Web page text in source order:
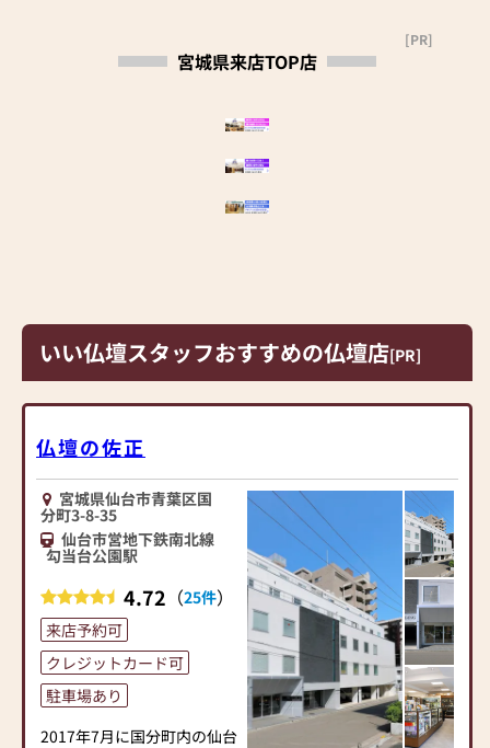
のお客様には、
状況に応じた買い替え時の
お墓用品も多数取り揃えて
います。
も承っておりますので、お気
◎仏壇はお墓とセットで本
ります。
┌─┐
│＊│ ご進物の準備にも
└─┼────────────────────────
進物用線香のほか、お香や
キャンドルなど、プチギフト
にぴったりの商品もたくさ
んあります。お気軽にご来店
宮城県来店TOP店
[PR]
いい仏壇スタッフおすすめの仏壇店[PR]
仏壇の佐正
宮城県仙台市青葉区国
分町3-8-35
仙台市営地下鉄南北線
勾当台公園駅
4.72 （25件）
来店予約可
クレジットカード可
駐車場あり
2017年7月に国分町内の仙台